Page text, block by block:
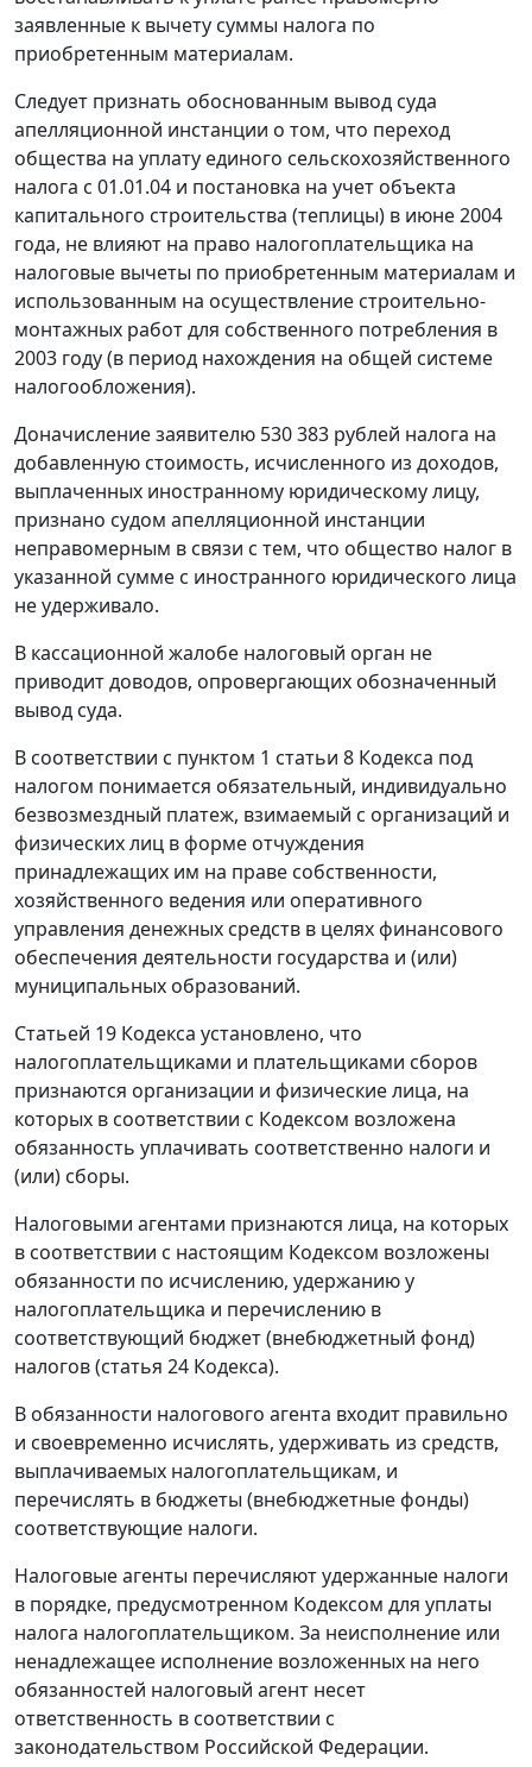
заявленные к вычету суммы налога по
приобретенным материалам.
Следует признать обоснованным вывод суда
апелляционной инстанции о том, что переход
общества на уплату единого сельскохозяйственного
налога с 01.01.04 и постановка на учет объекта
капитального строительства (теплицы) в июне 2004
года, не влияют на право налогоплательщика на
налоговые вычеты по приобретенным материалам и
использованным на осуществление строительно-
монтажных работ для собственного потребления в
2003 году (в период нахождения на общей системе
налогообложения).
Доначисление заявителю 530 383 рублей налога на
добавленную стоимость, исчисленного из доходов,
выплаченных иностранному юридическому лицу,
признано судом апелляционной инстанции
неправомерным в связи с тем, что общество налог в
указанной сумме с иностранного юридического лица
не удерживало.
В кассационной жалобе налоговый орган не
приводит доводов, опровергающих обозначенный
вывод суда.
В соответствии с пунктом 1 статьи 8 Кодекса под
налогом понимается обязательный, индивидуально
безвозмездный платеж, взимаемый с организаций и
физических лиц в форме отчуждения
принадлежащих им на праве собственности,
хозяйственного ведения или оперативного
управления денежных средств в целях финансового
обеспечения деятельности государства и (или)
муниципальных образований.
Статьей 19 Кодекса установлено, что
налогоплательщиками и плательщиками сборов
признаются организации и физические лица, на
которых в соответствии с Кодексом возложена
обязанность уплачивать соответственно налоги и
(или) сборы.
Налоговыми агентами признаются лица, на которых
в соответствии с настоящим Кодексом возложены
обязанности по исчислению, удержанию у
налогоплательщика и перечислению в
соответствующий бюджет (внебюджетный фонд)
налогов (статья 24 Кодекса).
В обязанности налогового агента входит правильно
и своевременно исчислять, удерживать из средств,
выплачиваемых налогоплательщикам, и
перечислять в бюджеты (внебюджетные фонды)
соответствующие налоги.
Налоговые агенты перечисляют удержанные налоги
в порядке, предусмотренном Кодексом для уплаты
налога налогоплательщиком. За неисполнение или
ненадлежащее исполнение возложенных на него
обязанностей налоговый агент несет
ответственность в соответствии с
законодательством Российской Федерации.